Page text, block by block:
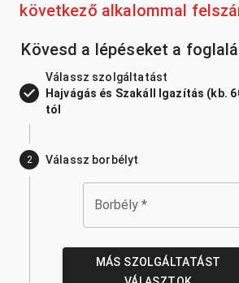
következő alkalommal
Kövesd a lépéseket a
Válassz szolgáltatást
Hajvágás és Szakáll Igazítás (kb.
tól
2 Válassz borbélyt
Borbély *
MÁS SZOLGÁLTATÁST